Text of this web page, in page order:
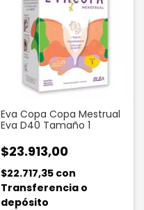
Eva Copa Copa Mestrual
Eva D40 Tamaño 1
$23.913,00
$22.717,35 con
Transferencia o
depósito